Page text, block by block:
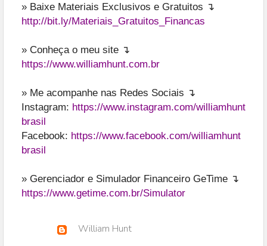
» Baixe Materiais Exclusivos e Gratuitos ↴
http://bit.ly/Materiais_Gratuitos_Financas
» Conheça o meu site ↴
https://www.williamhunt.com.br
» Me acompanhe nas Redes Sociais ↴
Instagram: https://www.instagram.com/williamhunt
brasil
Facebook: https://www.facebook.com/williamhunt
brasil
» Gerenciador e Simulador Financeiro GeTime ↴
https://www.getime.com.br/Simulator
William Hunt